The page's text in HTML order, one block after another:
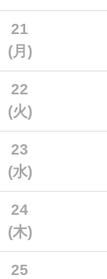
21
(月)
22
(火)
23
(水)
24
(木)
25